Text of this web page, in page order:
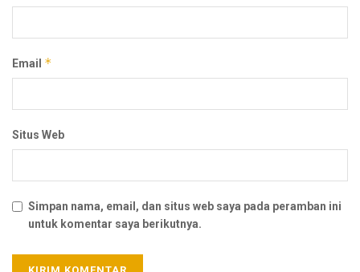
Email *
Situs Web
Simpan nama, email, dan situs web saya pada peramban ini
untuk komentar saya berikutnya.